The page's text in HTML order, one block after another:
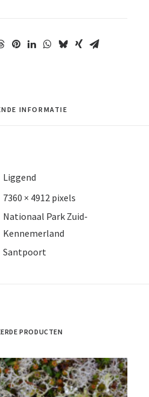
INFORMATIE
Liggend
7360 × 4912 pixels
Nationaal Park Zuid-
Kennemerland
Santpoort
PRODUCTEN